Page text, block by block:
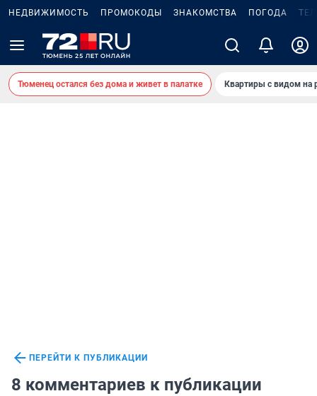
НЕДВИЖИМОСТЬ ПРОМОКОДЫ ЗНАКОМСТВА ПОГОДА
Тюменец остался без дома и живет в палатке Квартиры с видом на
ПЕРЕЙТИ К ПУБЛИКАЦИИ
8 комментариев к публикации